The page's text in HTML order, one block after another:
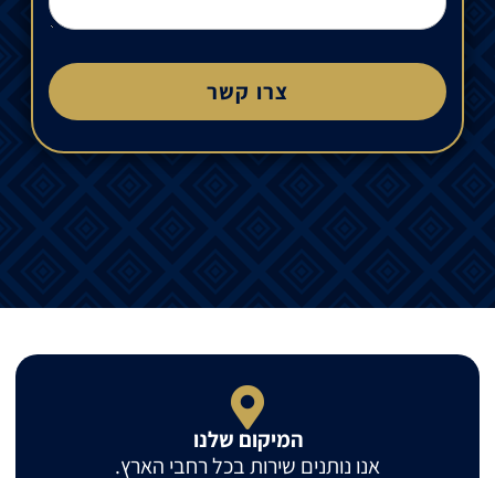
צרו קשר
המיקום שלנו
אנו נותנים שירות בכל רחבי הארץ.